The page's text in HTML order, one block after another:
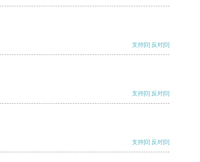
支持[0] 反对[0]
支持[0] 反对[0]
支持[0] 反对[0]